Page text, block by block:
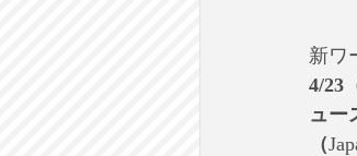
新ワ
4/23
ュー
（